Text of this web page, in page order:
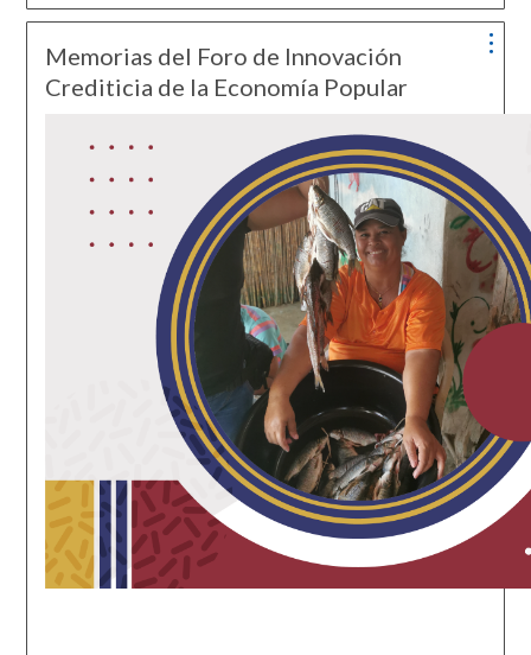
Memorias del Foro de Innovación
Crediticia de la Economía Popular